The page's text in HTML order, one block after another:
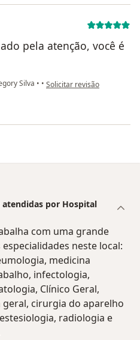
pela atenção, você é
Silva • • na opinião do utilizador
Solicitar revisão
atendidas por Hospital
com uma grande
neste local:
medicina
infectologia,
Clínico Geral,
cirurgia do aparelho
radiologia e